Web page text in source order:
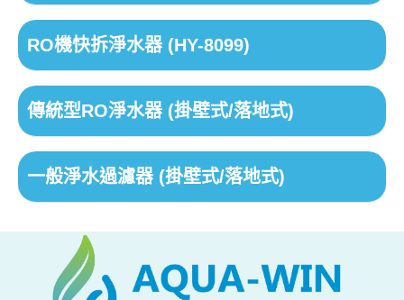
RO機快拆淨水器 (HY-8099)
傳統型RO淨水器 (掛壁式/落地式)
一般淨水過濾器 (掛壁式/落地式)